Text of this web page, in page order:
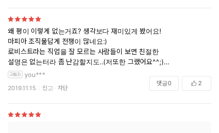
재밌게 잘봤습니다
왜 평이 이렇게 없는거죠? 생각보다 재미있게 봤어요!
마피아 조직물답게 전쟁이 많네요:)
로비스트라는 직업을 잘 모르는 사람들이 보면 친절한
설명은 없는터라 좀 난감할지도..(저또한 그랬어요^^;)
고구마없고 답답한거 없이 진행되고 불편한 부분이나
의심쩍은 놈들이 나타나면 다니엘이 죽여줍니다..ㅋㅋㅋ
사람 막 죽이고 총은 장난감 마냥 다루는데 릴리에게는
진심 한없이 다정한... 혼혈이긴 하지만 이탈리안답게 말하는게
you***
2019.11.15 신고 차단
댓글0 2